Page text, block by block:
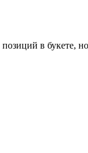
в букете,